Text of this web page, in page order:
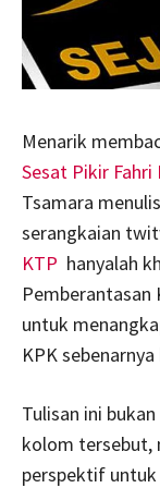
Menarik
Sesat Pikir Fahri
Tsamara
serangkaian
KTP hanyalah
Pemberantasan
untuk
KPK
Tulisan ini
kolom tersebut,
perspektif untuk